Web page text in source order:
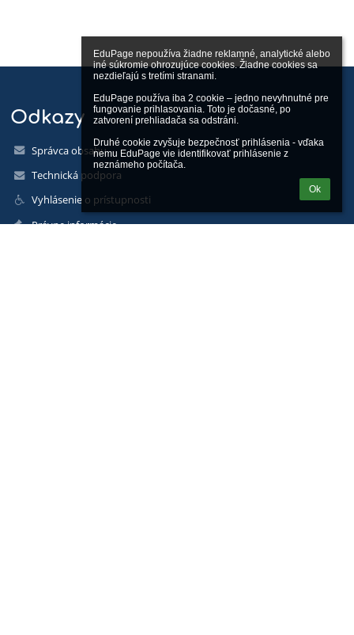
EduPage nepoužíva žiadne reklamné, analytické alebo
iné súkromie ohrozujúce cookies. Žiadne cookies sa
nezdieľajú s tretími stranami.
EduPage používa iba 2 cookie – jedno nevyhnutné pre
fungovanie prihlasovania. Toto je dočasné, po
zatvorení prehliadača sa odstráni.
Druhé cookie zvyšuje bezpečnosť prihlásenia - vďaka
nemu EduPage vie identifikovať prihlásenie z
neznámeho počítača.
Ok
Odkazy
Správca obsahu
Technická podpora
Vyhlásenie o prístupnosti
Právne informácie